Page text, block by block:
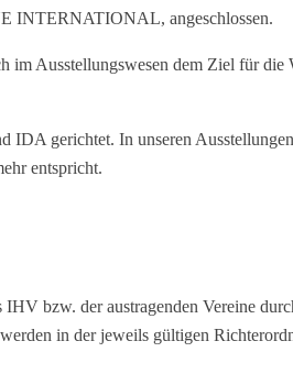
INTERNATIONAL, angeschlossen.
im Ausstellungswesen dem Ziel für die
IDA gerichtet. In unseren
entspricht.
bzw. der austragenden Vereine
in der jeweils gültigen